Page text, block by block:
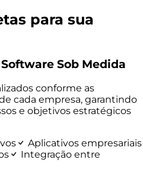
para sua
Sob Medida
conforme as
cada empresa, garantindo
e objetivos estratégicos
Aplicativos empresariais
Integração entre